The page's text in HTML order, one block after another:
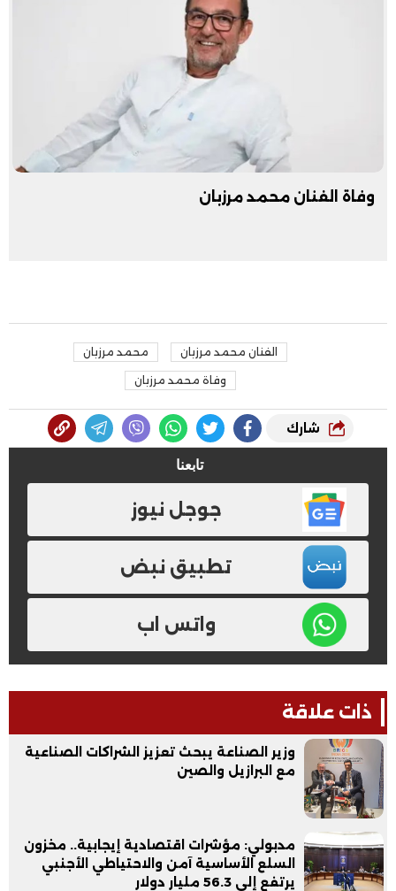
وفاة الفنان محمد مرزبان
الفنان محمد مرزبان محمد مرزبان
وفاة محمد مرزبان
شارك
تابعنا
جوجل نيوز
تطبيق نبض
واتس اب
ذات علاقة
وزير الصناعة يبحث تعزيز الشراكات الصناعية
مع البرازيل والصين
مدبولي: مؤشرات اقتصادية إيجابية.. مخزون
السلع الأساسية آمن والاحتياطي الأجنبي
يرتفع إلى 56.3 مليار دولار